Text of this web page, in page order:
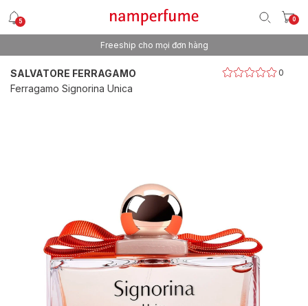
5 0
Freeship cho mọi đơn hàng
SALVATORE FERRAGAMO 0
Ferragamo Signorina Unica